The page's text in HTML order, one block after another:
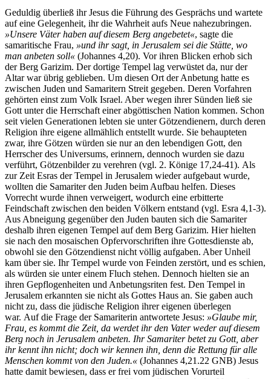
Geduldig überließ ihr Jesus die Führung des Gesprächs und wartete
auf eine Gelegenheit, ihr die Wahrheit aufs Neue nahezubringen.
»Unsere Väter haben auf diesem Berg angebetet«, sagte die
samaritische Frau, »und ihr sagt, in Jerusalem sei die Stätte, wo
man anbeten soll« (Johannes 4,20). Vor ihren Blicken erhob sich
der Berg Garizim. Der dortige Tempel lag verwüstet da, nur der
Altar war übrig geblieben. Um diesen Ort der Anbetung hatte es
zwischen Juden und Samaritern Streit gegeben. Deren Vorfahren
gehörten einst zum Volk Israel. Aber wegen ihrer Sünden ließ sie
Gott unter die Herrschaft einer abgöttischen Nation kommen. Schon
seit vielen Generationen lebten sie unter Götzendienern, durch deren
Religion ihre eigene allmählich entstellt wurde. Sie behaupteten
zwar, ihre Götzen würden sie nur an den lebendigen Gott, den
Herrscher des Universums, erinnern, dennoch wurden sie dazu
verführt, Götzenbilder zu verehren (vgl. 2. Könige 17,24-41). Als
zur Zeit Esras der Tempel in Jerusalem wieder aufgebaut wurde,
wollten die Samariter den Juden beim Aufbau helfen. Dieses
Vorrecht wurde ihnen verweigert, wodurch eine erbitterte
Feindschaft zwischen den beiden Völkern entstand (vgl. Esra 4,1-3).
Aus Abneigung gegenüber den Juden bauten sich die Samariter
deshalb ihren eigenen Tempel auf dem Berg Garizim. Hier hielten
sie nach den mosaischen Opfervorschriften ihre Gottesdienste ab,
obwohl sie den Götzendienst nicht völlig aufgaben. Aber Unheil
kam über sie. Ihr Tempel wurde von Feinden zerstört, und es schien,
als würden sie unter einem Fluch stehen. Dennoch hielten sie an
ihren Gepflogenheiten und Anbetungsriten fest. Den Tempel in
Jerusalem erkannten sie nicht als Gottes Haus an. Sie gaben auch
nicht zu, dass die jüdische Religion ihrer eigenen überlegen
war. Auf die Frage der Samariterin antwortete Jesus: »Glaube mir,
Frau, es kommt die Zeit, da werdet ihr den Vater weder auf diesem
Berg noch in Jerusalem anbeten. Ihr Samariter betet zu Gott, aber
ihr kennt ihn nicht; doch wir kennen ihn, denn die Rettung für alle
Menschen kommt von den Juden.« (Johannes 4,21.22 GNB) Jesus
hatte damit bewiesen, dass er frei vom jüdischen Vorurteil